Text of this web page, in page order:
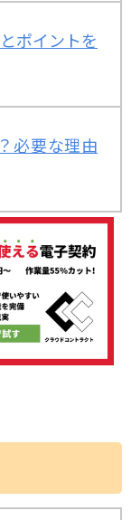
ポイントを
必要な理由